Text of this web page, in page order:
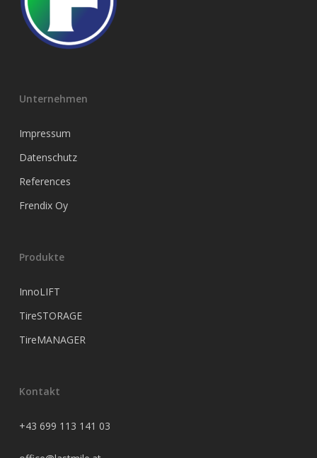
Unternehmen
Impressum
Datenschutz
References
Frendix Oy
Produkte
InnoLIFT
TireSTORAGE
TireMANAGER
Kontakt
+43 699 113 141 03